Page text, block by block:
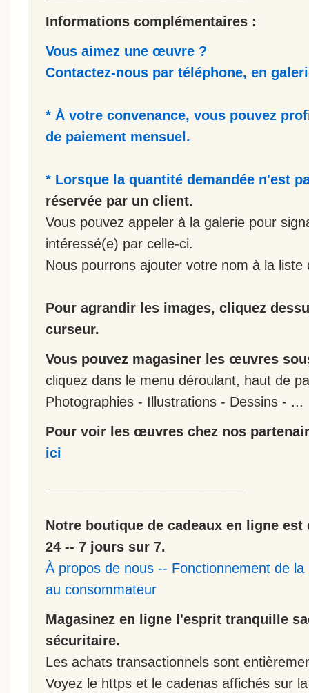
Informations complémentaires :
Vous aimez une œuvre ?
Contactez-nous par téléphone, en
* À votre convenance, vous pouvez
de paiement mensuel.
* Lorsque la quantité demandée n'est
réservée par un client.
Vous pouvez appeler à la galerie pour
intéressé(e) par celle-ci.
Nous pourrons ajouter votre nom à la liste
Pour agrandir les images, cliquez
curseur.
Vous pouvez magasiner les œuvres
cliquez dans le menu déroulant, haut de
Photographies - Illustrations - Dessins - ...
Pour voir les œuvres chez nos
ici
Notre boutique de cadeaux en ligne
24 -- 7 jours sur 7.
À propos de nous -- Fonctionnement de
au consommateur
Magasinez en ligne l'esprit tranquille
sécuritaire.
Les achats transactionnels sont
Voyez le https et le cadenas affichés sur